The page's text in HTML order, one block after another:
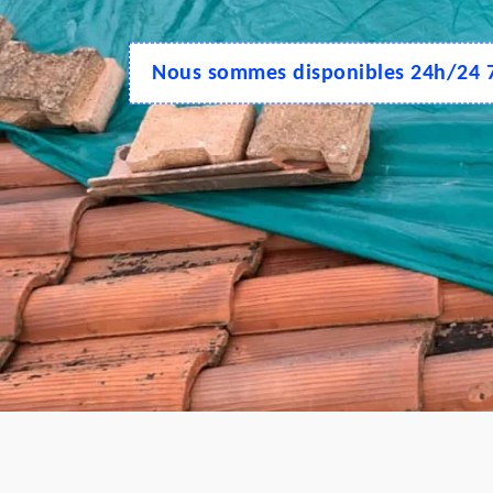
Nous sommes disponibles 24h/24